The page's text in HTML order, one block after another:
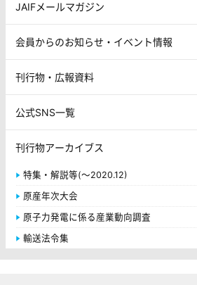
JAIFメールマガジン
会員からのお知らせ・イベント情報
刊行物・広報資料
公式SNS一覧
刊行物アーカイブス
特集・解説等(～2020.12)
原産年次大会
原子力発電に係る産業動向調査
輸送法令集